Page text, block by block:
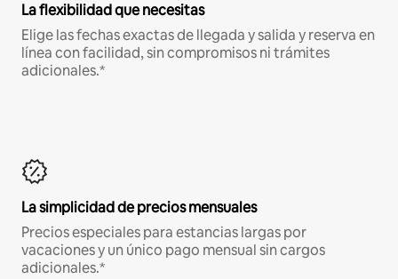
La flexibilidad que necesitas
Elige las fechas exactas de llegada y salida y reserva en
línea con facilidad, sin compromisos ni trámites
adicionales.*
La simplicidad de precios mensuales
Precios especiales para estancias largas por
vacaciones y un único pago mensual sin cargos
adicionales.*